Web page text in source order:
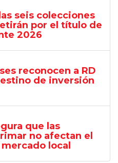
seis colecciones
por el título de
2026
reconocen a RD
de inversión
que las
no afectan el
local